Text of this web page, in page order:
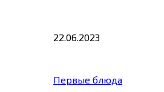
22.06.2023
Первые блюда